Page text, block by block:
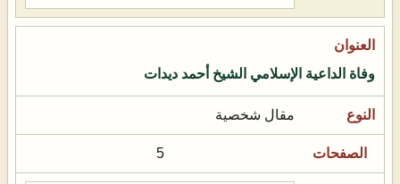
وفاة الداعية الإسلامي الشيخ أحمد ديدات
مقال شخصية
5